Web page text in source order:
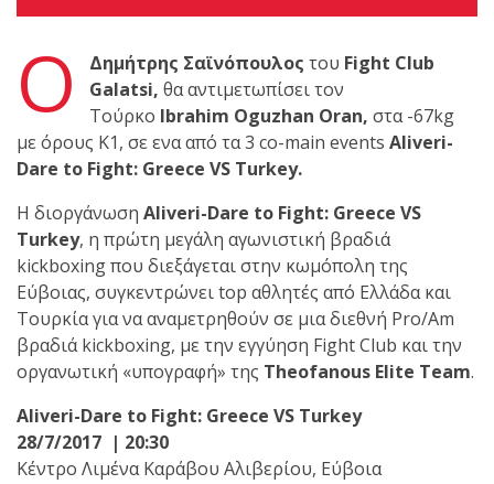
του Fight
Club Galatsi
ολοκλήρωσαν με επιτυχία
τις καλοκαιρινές
ζωνών!
Με μεγάλη
επιτυχία
πραγματοποιήθηκε το
κλειστό σεμινάριο
Brazilian Jiu-Jitsu με τον
Grand Master Reyson
Ο Δημήτρης Σαϊνόπουλος του Fight Club
Galatsi, θα αντιμετωπίσει τον
Τούρκο Ibrahim Oguzhan Oran, στα -67kg
με όρους Κ1, σε ενα από τα 3 co-main events Aliveri-
Dare to Fight: Greece VS Turkey.
Η διοργάνωση Aliveri-Dare to Fight: Greece VS
Turkey, η πρώτη μεγάλη αγωνιστική βραδιά
kickboxing που διεξάγεται στην κωμόπολη της
Εύβοιας, συγκεντρώνει top αθλητές από Ελλάδα και
Τουρκία για να αναμετρηθούν σε μια διεθνή Pro/Am
βραδιά kickboxing, με την εγγύηση Fight Club και την
οργανωτική «υπογραφή» της Theofanous Elite Team.
Aliveri-Dare to Fight: Greece VS Turkey
28/7/2017 | 20:30
Κέντρο Λιμένα Καράβου Αλιβερίου, Εύβοια